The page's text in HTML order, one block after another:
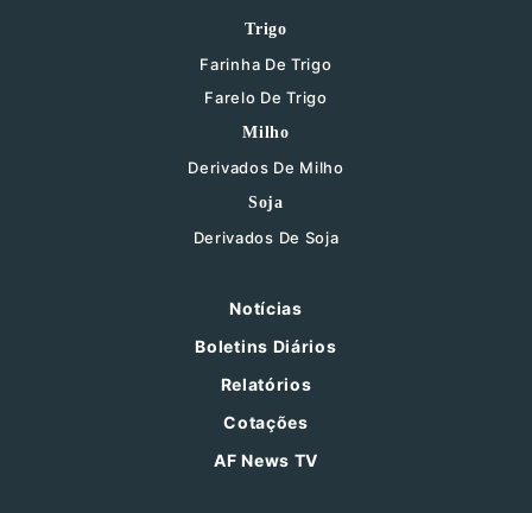
Trigo
Farinha De Trigo
Farelo De Trigo
Milho
Derivados De Milho
Soja
Derivados De Soja
Notícias
Boletins Diários
Relatórios
Cotações
AF News TV